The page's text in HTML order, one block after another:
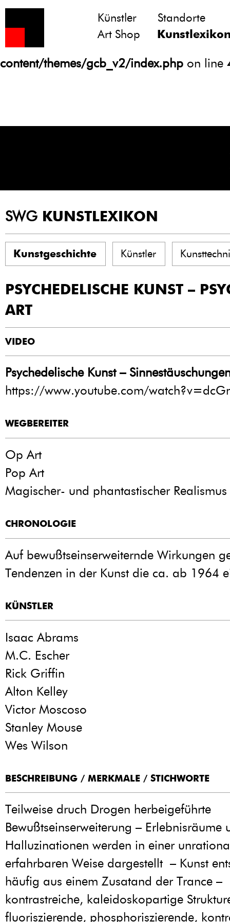
Notice
: Undefined variable: atts in
/homepages/21/d13550920/htdocs/
content/themes/gcb_v2/index.php on line
Künstler
Standorte
Art Shop
SWG KUNSTLEXIKON
Kunstgeschichte Künstler
PSYCHEDELISCHE KUNST –
ART
VIDEO
Psychedelische Kunst –
https://www.youtube.com/
WEGBEREITER
Op Art
Pop Art
Magischer- und phantastischer Realismus
CHRONOLOGIE
Auf bewußtseinserweiternde Wirkungen
Tendenzen in der Kunst die ca. ab 1964
KÜNSTLER
Isaac Abrams
M.C. Escher
Rick Griffin
Alton Kelley
Victor Moscoso
Stanley Mouse
Wes Wilson
BESCHREIBUNG / MERKMALE / STICHWORTE
Teilweise druch Drogen herbeigeführte
Bewußtseinserweiterung – Erlebnisräume
Halluzinationen werden in einer
erfahrbaren Weise dargestellt – Kunst
häufig aus einem Zusatand der Trance –
kontrastreiche, kaleidoskopartige
fluoriszierende, phosphoriszierende,